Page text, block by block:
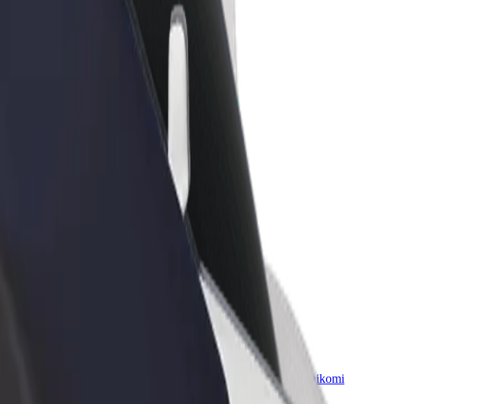
„Bolt for Business“
Atskirų įmonių poreikiams pritaikomi
„Bolt“ produktai ir paslaugos